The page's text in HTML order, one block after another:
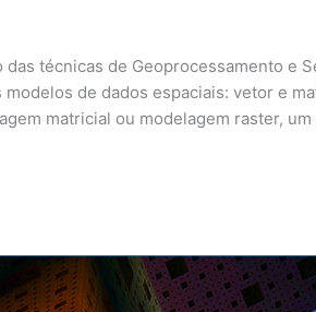
técnicas de Geoprocessamento e
de dados espaciais: vetor e
matricial ou modelagem raster,